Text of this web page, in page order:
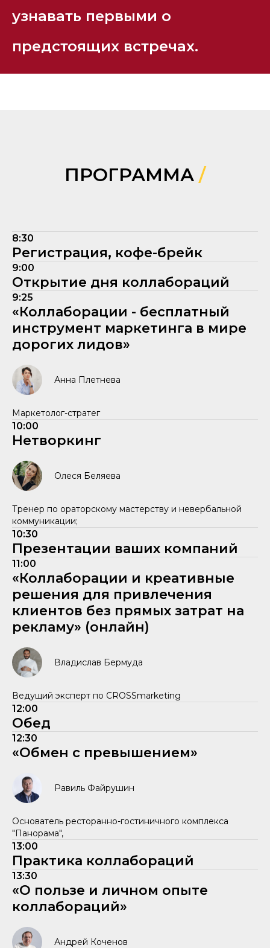
узнавать первыми о
предстоящих встречах.
ПРОГРАММА /
8:30
Регистрация, кофе-брейк
9:00
Открытие дня коллабораций
9:25
«Коллаборации - бесплатный
инструмент маркетинга в мире
дорогих лидов»
Анна Плетнева
Маркетолог-стратег
10:00
Нетворкинг
Олеся Беляева
Тренер по ораторскому мастерству и невербальной
коммуникации;
10:30
Презентации ваших компаний
11:00
«Коллаборации и креативные
решения для привлечения
клиентов без прямых затрат на
рекламу» (онлайн)
Владислав Бермуда
Ведущий эксперт по CROSSmarketing
12:00
Обед
12:30
«Обмен с превышением»
Равиль Файрушин
Основатель ресторанно-гостиничного комплекса
"Панорама",
13:00
Практика коллабораций
13:30
«О пользе и личном опыте
коллабораций»
Андрей Коченов